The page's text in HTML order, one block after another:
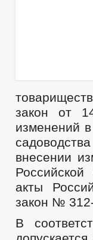
закон от
изменений
внесении
акты
закон №
В